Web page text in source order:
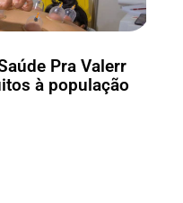
Pra Valerr
à população